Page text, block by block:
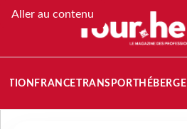
Aller au contenu
FRANCETRANSPORT